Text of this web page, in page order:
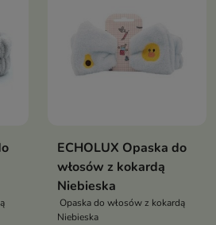
ECHOLUX Opaska do
włosów z kokardą
Niebieska
Opaska do włosów z kokardą
Niebieska